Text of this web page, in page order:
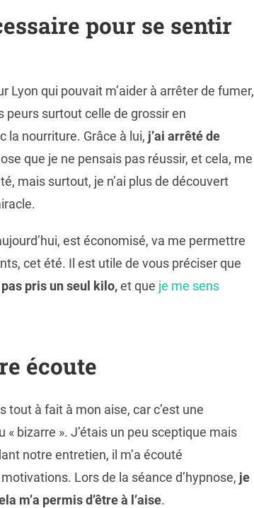
pour se sentir
Lyon qui pouvait m’aider à arrêter de fumer,
peurs surtout celle de grossir en
la nourriture. Grâce à lui, j’ai arrêté de
que je ne pensais pas réussir, et cela, me
mais surtout, je n’ai plus de découvert
est économisé, va me permettre
cet été. Il est utile de vous préciser que
pas pris un seul kilo,et que je me sens
écoute
tout à fait à mon aise, car c’est une
bizarre ». J’étais un peu sceptique mais
notre entretien, il m’a écouté
Lors de la séance d’hypnose, je
m’a permis d’être à l’aise.